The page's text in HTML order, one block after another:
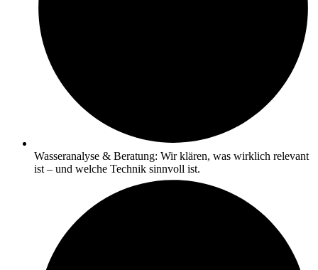
Wasseranalyse & Beratung: Wir klären, was wirklich relevant
ist – und welche Technik sinnvoll ist.